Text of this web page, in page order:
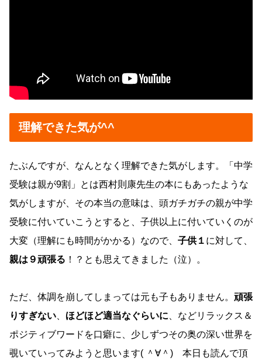
理解できた気が^^
たぶんですが、なんとなく理解できた気がします。「中学
受験は親が9割」とは西村則康先生の本にもあったような
気がしますが、その本当の意味は、頭ガチガチの親が中学
受験に付いていこうとすると、子供以上に付いていくのが
大変（理解にも時間がかかる）なので、 子供１ に対して、
親は９頑張る ！？とも思えてきました（泣）。
ただ、体調を崩してしまっては元も子もありません。 頑張
りすぎない
ほどほど適当なぐらいに 、などリラックス＆
ポジティブワードを口癖に、少しずつその奥の深い世界を
覗いていってみようと思います( ＾∀＾) 本日も読んで頂